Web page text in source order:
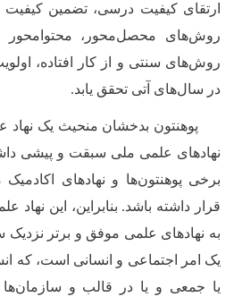
ارتقای کیفیت درسی، تضمین کیفیت
روش‌های محصل‌محور، محتوا‌محور
روش‌‌های سنتی و از کار افتاده،
در سال‌‌های آتی تحقق یابد.
پوهنتون بدخشان منحیث یک نهاد
نهادهای علمی ملی سبقت و پیشی
برخی پوهنتون‌ها و نهادهای اکادمیک
قرار داشته باشد. بنابراین، این نهاد
به نهادهای علمی موفق و برتر
یک امر اجتماعی و انسانی است، که
یا جمعی و یا در قالب و